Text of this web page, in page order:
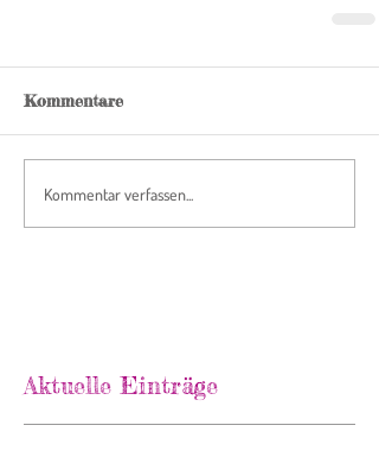
Kommentare
Kommentar verfassen...
Aktuelle Einträge